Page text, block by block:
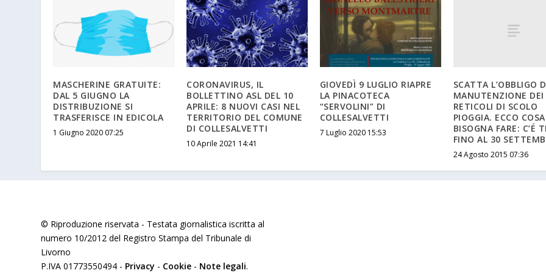
MASCHERINE GRATUITE:
DAL 5 GIUGNO LA
DISTRIBUZIONE SI
TRASFERISCE IN EDICOLA
1 Giugno 2020 07:25
CORONAVIRUS, IL
BOLLETTINO ASL DEL 10
APRILE: 8 NUOVI CASI NEL
TERRITORIO DEL COMUNE
DI COLLESALVETTI
10 Aprile 2021 14:41
GIOVEDÌ 9 LUGLIO RIAPRE
LA PINACOTECA
“SERVOLINI” DI
COLLESALVETTI
7 Luglio 2020 15:53
SCATTA L’OBBLIGO
MANUTENZIONE DEI
RETICOLI DI SCOLO
PIOGGIA. ECCO COSA
BISOGNA FARE: C’É
FINO AL 30
24 Agosto 2015 07:36
© Riproduzione riservata - Testata giornalistica iscritta al
numero 10/2012 del Registro Stampa del Tribunale di
Livorno
P.IVA 01773550494 - Privacy - Cookie - Note legali.